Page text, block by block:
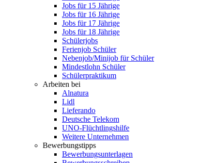
Jobs für 15 Jährige
Jobs für 16 Jährige
Jobs für 17 Jährige
Jobs für 18 Jährige
Schülerjobs
Ferienjob Schüler
Nebenjob/Minijob für Schüler
Mindestlohn Schüler
Schülerpraktikum
Arbeiten bei
Alnatura
Lidl
Lieferando
Deutsche Telekom
UNO-Flüchtlingshilfe
Weitere Unternehmen
Bewerbungstipps
Bewerbungsunterlagen